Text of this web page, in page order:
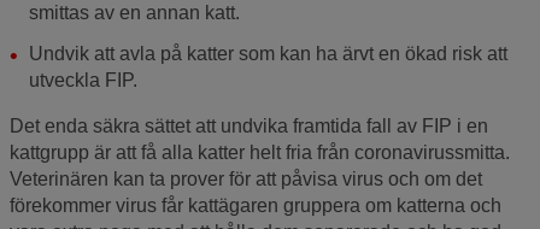
smittas av en annan katt.
Undvik att avla på katter som kan ha ärvt en ökad risk att
utveckla FIP.
Det enda säkra sättet att undvika framtida fall av FIP i en
kattgrupp är att få alla katter helt fria från coronavirussmitta.
Veterinären kan ta prover för att påvisa virus och om det
förekommer virus får kattägaren gruppera om katterna och